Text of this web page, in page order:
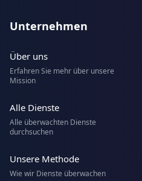
Unternehmen
Über uns
Erfahren Sie mehr über unsere
Mission
Alle Dienste
Alle überwachten Dienste
durchsuchen
Unsere Methode
Wie wir Dienste überwachen